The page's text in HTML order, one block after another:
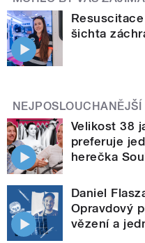
šichta
NEJPOSLOUCHANĚJŠÍ
Velikost 38
preferuje
herečka
Daniel
Opravdový
vězení a